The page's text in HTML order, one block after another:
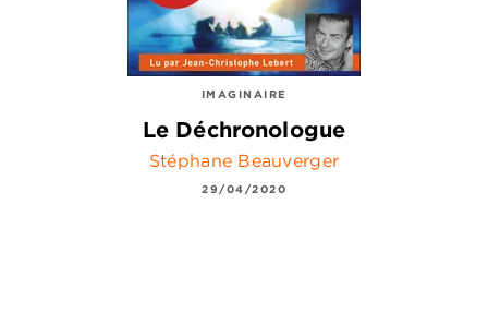
IMAGINAIRE
Le Déchronologue
Stéphane Beauverger
29/04/2020